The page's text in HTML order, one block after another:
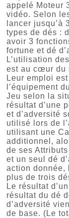
appelé Moteur
vidéo. Selon
lancer jusqu’à
types de dés :
avoir 3
fortune et dé
L’utilisation
est au cœur du
Leur emploi
l’équipement
Jeu selon la
résultat d’une
et d’adversité
utilisé lors de
utilisant une
additionnel,
de ses
et un seul dé
action donnée,
plus de trois
Le résultat
résultat du dé
d’adversité
de base. (Le